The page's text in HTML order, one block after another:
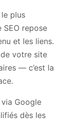
plus
repose
et les liens.
votre site
— c’est la
Google
dès les